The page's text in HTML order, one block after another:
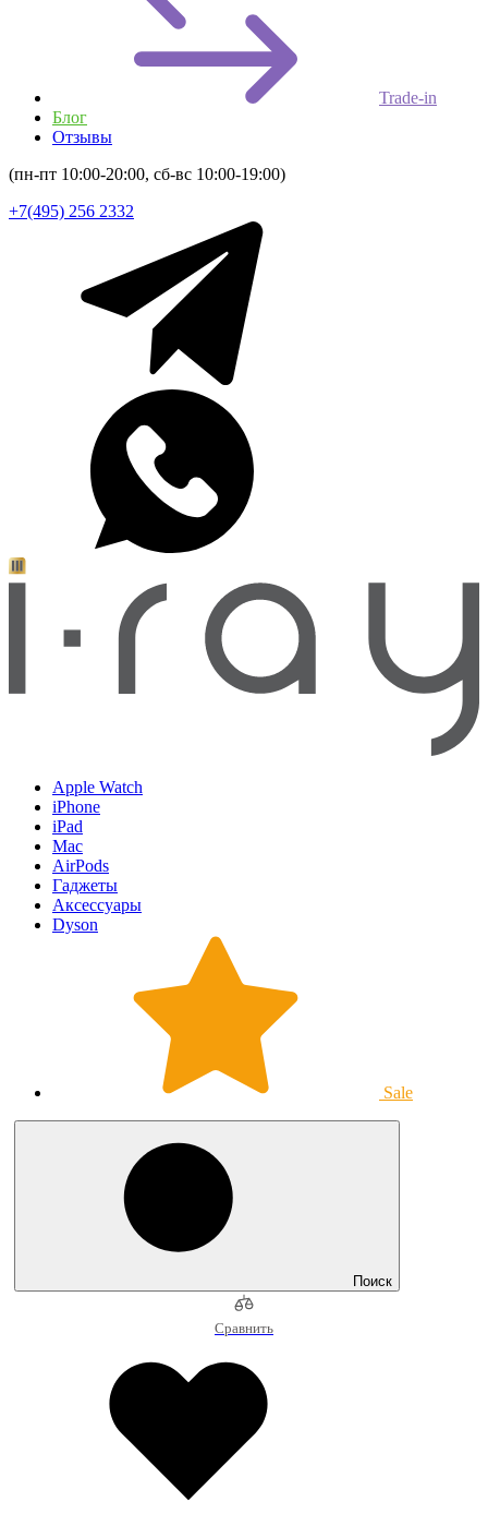
Trade-in
Блог
Отзывы
(пн-пт 10:00-20:00, сб-вс 10:00-19:00)
+7(495) 256 2332
Apple Watch
iPhone
iPad
Mac
AirPods
Гаджеты
Аксессуары
Dyson
Sale
Поиск
Сравнить